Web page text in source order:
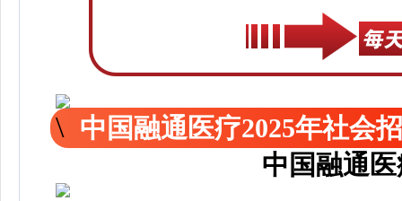
中国融通医疗2025年社会
中国融通